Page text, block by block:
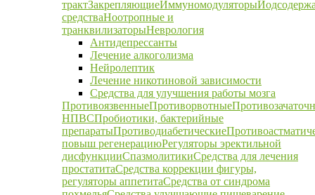
трактЗакрепляющиеИммуномодуляторы
средстваНоотропные и
транквилизаторыНеврология
Антидепрессанты
Лечение алкоголизма
Нейролептик
Лечение никотиновой зависимости
Средства для улучшения работы мозга
ПротивоязвенныеПротиворвотные
НПВСПробиотики, бактерийные
препаратыПротиводиабетические
повыш регенерациюРегуляторы эректильной
дисфункцииСпазмолитикиСредства для лечения
простатитаСредства коррекции фигуры,
регуляторы аппетитаСредства от синдрома